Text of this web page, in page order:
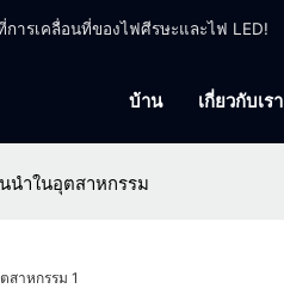
ารเคลื่อนที่ของไฟศีรษะและไฟ LED!
บ้าน เกี่ยวกับเรา
นำในอุตสาหกรรม